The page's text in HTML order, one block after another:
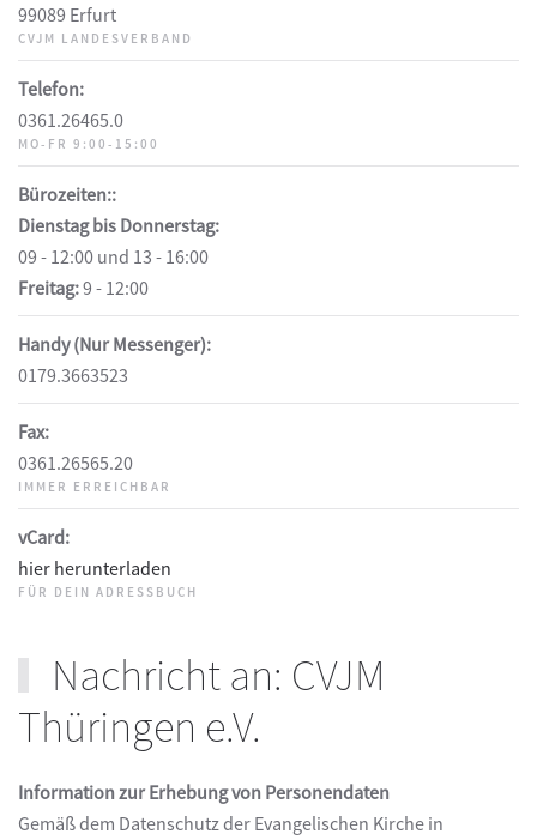
99089 Erfurt
CVJM LANDESVERBAND
Telefon:
0361.26465.0
MO-FR 9:00-15:00
Bürozeiten::
Dienstag bis Donnerstag:
09 - 12:00 und 13 - 16:00
Freitag:9 - 12:00
Handy (Nur Messenger):
0179.3663523
Fax:
0361.26565.20
IMMER ERREICHBAR
vCard:
hier herunterladen
FÜR DEIN ADRESSBUCH
Nachricht an: CVJM
Thüringen e.V.
Information zur Erhebung von Personendaten
Gemäß dem Datenschutz der Evangelischen Kirche in